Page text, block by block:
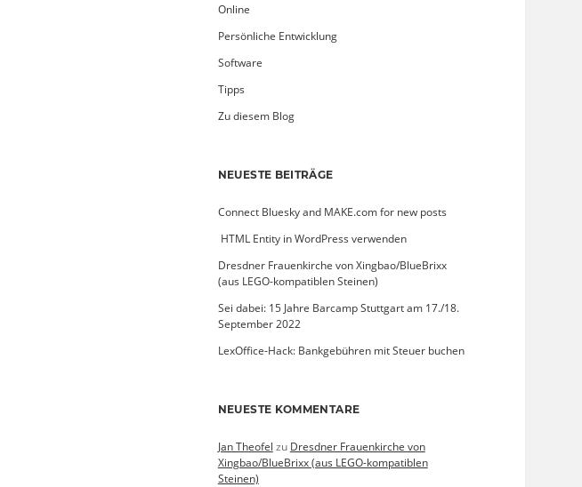
Online
Persönliche Entwicklung
Software
Tipps
Zu diesem Blog
NEUESTE BEITRÄGE
Connect Bluesky and MAKE.com for new posts
­ HTML Entity in WordPress verwenden
Dresdner Frauenkirche von Xingbao/BlueBrixx
(aus LEGO-kompatiblen Steinen)
Sei dabei: 15 Jahre Barcamp Stuttgart am 17./18.
September 2022
LexOffice-Hack: Bankgebühren mit Steuer buchen
NEUESTE KOMMENTARE
Jan Theofel zu Dresdner Frauenkirche von
Xingbao/BlueBrixx (aus LEGO-kompatiblen
Steinen)